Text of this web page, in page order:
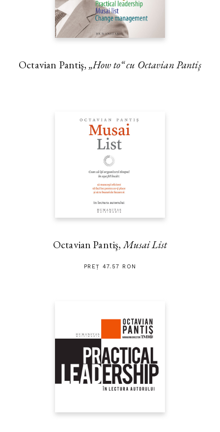
Octavian Pantiş, „How to“ cu Octavian Pantiș
Octavian Pantiş,Musai List
PREȚ 47.57 RON